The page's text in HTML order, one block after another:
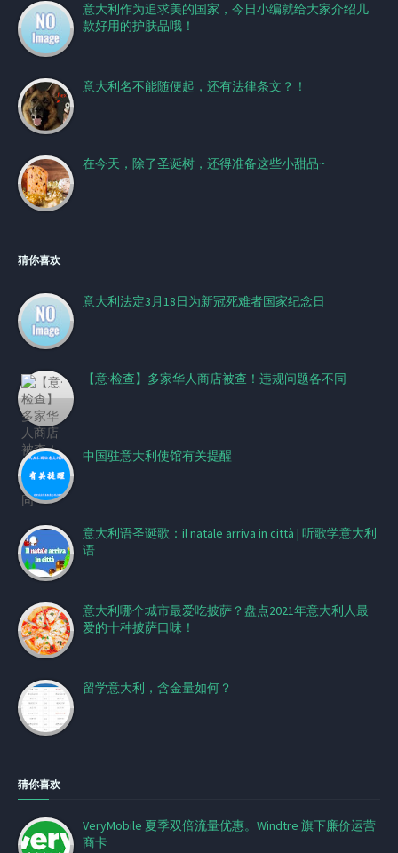
意大利作为追求美的国家，今日小编就给大家介绍几
款好用的护肤品哦！
意大利名不能随便起，还有法律条文？！
在今天，除了圣诞树，还得准备这些小甜品~
猜你喜欢
意大利法定3月18日为新冠死难者国家纪念日
【意·检查】多家华人商店被查！违规问题各不同
中国驻意大利使馆有关提醒
意大利语圣诞歌：il natale arriva in città | 听歌学意大利
语
意大利哪个城市最爱吃披萨？盘点2021年意大利人最
爱的十种披萨口味！
留学意大利，含金量如何？
猜你喜欢
VeryMobile 夏季双倍流量优惠。Windtre 旗下廉价运营
商卡